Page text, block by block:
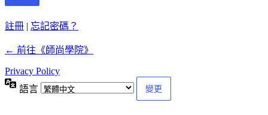
註冊 | 忘記密碼？
← 前往《師尚學院》
Privacy Policy
語言